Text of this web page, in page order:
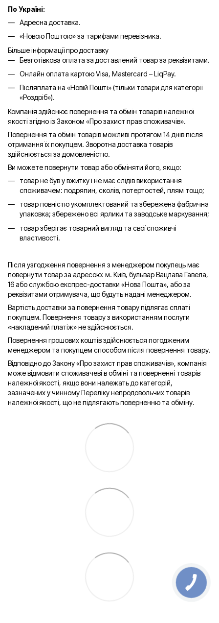
По Україні:
Адресна доставка.
«Новою Поштою» за тарифами перевізника.
Більше інформації про доставку
Безготівкова оплата за доставлений товар за реквізитами.
Онлайн оплата картою Visa, Mastercard – LiqPay.
Післяплата на «Новій Пошті» (тільки товари для категорії
«Роздріб»).
Компанія здійснює повернення та обмін товарів належної
якості згідно із Законом «Про захист прав споживачів».
Повернення та обмін товарів можливі протягом 14 днів після
отримання їх покупцем. Зворотна доставка товарів
здійснюється за домовленістю.
Ви можете повернути товар або обміняти його, якщо:
товар не був у вжитку і не має слідів використання
споживачем: подряпин, сколів, потертостей, плям тощо;
товар повністю укомплектований та збережена фабрична
упаковка; збережено всі ярлики та заводське маркування;
товар зберігає товарний вигляд та свої споживчі
властивості.
Після узгодження повернення з менеджером покупець має
повернути товар за адресою: м. Київ, бульвар Вацлава Гавела,
16 або службою експрес-доставки «Нова Пошта», або за
реквізитами отримувача, що будуть надані менеджером.
Вартість доставки за повернення товару підлягає сплаті
покупцем. Повернення товару з використанням послуги
«накладений платіж» не здійснюється.
Повернення грошових коштів здійснюється погодженим
менеджером та покупцем способом після повернення товару.
Відповідно до Закону «Про захист прав споживачів», компанія
може відмовити споживачеві в обміні та поверненні товарів
належної якості, якщо вони належать до категорій,
зазначених у чинному Переліку непродовольчих товарів
належної якості, що не підлягають поверненню та обміну.